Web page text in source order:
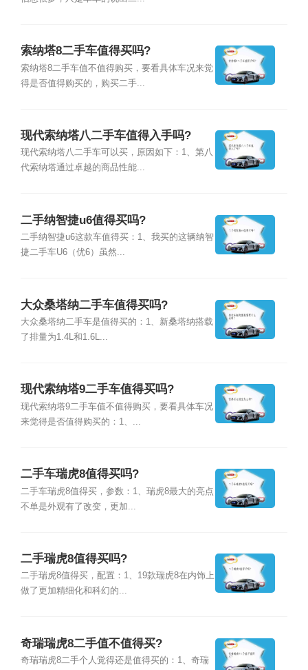
索纳塔8二手车值得买吗?
索纳塔8二手车值不值得购买，要看具体车况来觉
得是否值得购买的，购买二手...
现代索纳塔八二手车值得入手吗?
现代索纳塔八二手车可以买，原因如下：1、第八
代索纳塔通过卓越的商品性能...
二手纳智捷u6值得买吗?
二手纳智捷u6这款车值得买：1、我买的这辆纳智
捷二手车U6（优6）虽然...
大众桑塔纳二手车值得买吗?
大众桑塔纳二手车是值得买的：1、新桑塔纳搭载
了排量为1.4L和1.6L...
现代索纳塔9二手车值得买吗?
现代索纳塔9二手车值不值得购买，要看具体车况
来觉得是否值得购买的：1、...
二手车瑞虎8值得买吗?
二手车瑞虎8值得买，参数：1、瑞虎8最大的亮点
不单是外观有了改变，更加...
二手瑞虎8值得买吗?
二手瑞虎8值得买，配置：1、19款瑞虎8在内饰上
做了更加精细化和科幻的...
奇瑞瑞虎8二手值不值得买?
奇瑞瑞虎8二手个人觉得还是值得买的：1、奇瑞